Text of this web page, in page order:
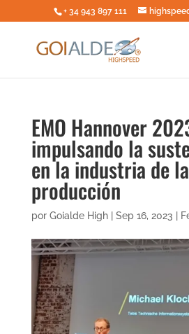
+ 34 943 897 111
EMO Hannover
impulsando la
en la industria de la
producción
por Goialde High| Sep 16, 2023